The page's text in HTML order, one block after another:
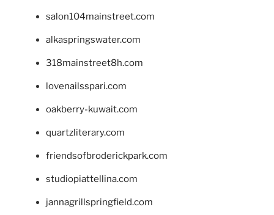
salon104mainstreet.com
alkaspringswater.com
318mainstreet8h.com
lovenailsspari.com
oakberry-kuwait.com
quartzliterary.com
friendsofbroderickpark.com
studiopiattellina.com
jannagrillspringfield.com